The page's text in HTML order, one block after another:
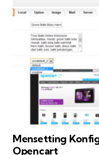
Mensetting
Opencart